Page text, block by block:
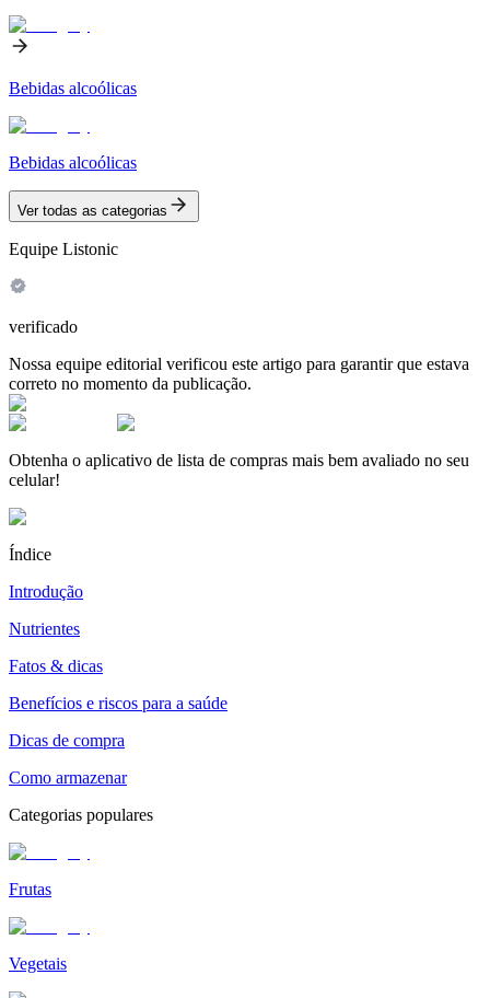
Bebidas alcoólicas
Bebidas alcoólicas
Ver todas as categorias
Equipe Listonic
verificado
Nossa equipe editorial verificou este artigo para garantir que estava
correto no momento da publicação.
Obtenha o aplicativo de lista de compras mais bem avaliado no seu
celular!
Índice
Introdução
Nutrientes
Fatos & dicas
Benefícios e riscos para a saúde
Dicas de compra
Como armazenar
Categorias populares
Frutas
Vegetais